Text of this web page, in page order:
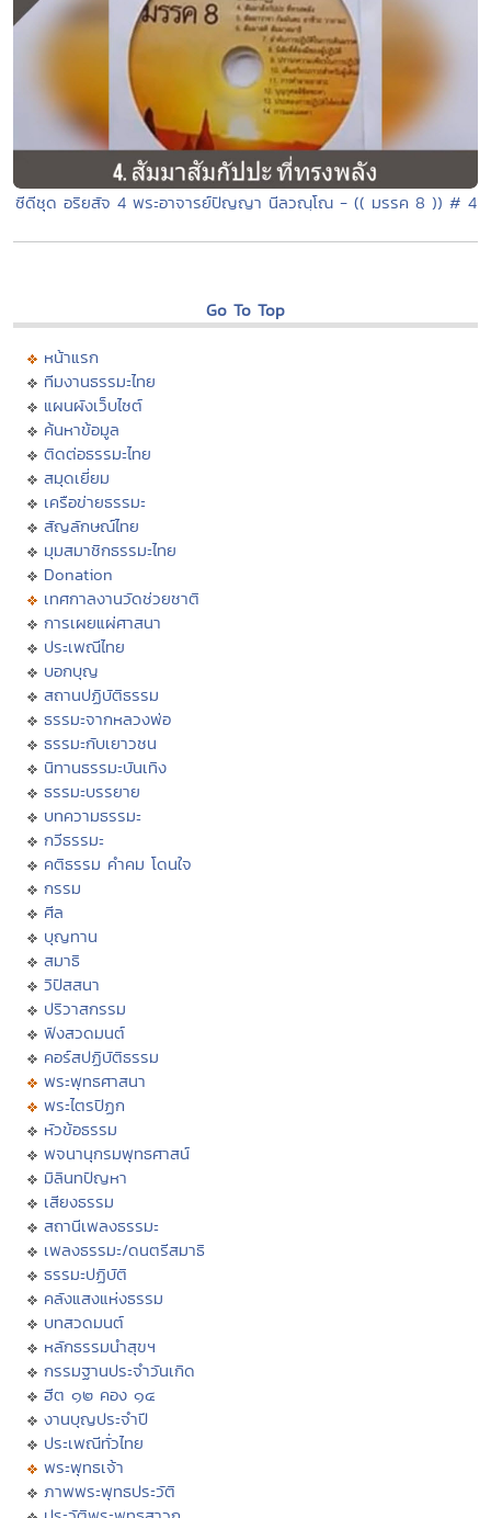
ซีดีชุด อริยสัจ 4 พระอาจารย์ปัญญา นีลวณฺโณ - (( มรรค 8 )) # 4
Go To Top
หน้าแรก
ทีมงานธรรมะไทย
แผนผังเว็บไซต์
ค้นหาข้อมูล
ติดต่อธรรมะไทย
สมุดเยี่ยม
เครือข่ายธรรมะ
สัญลักษณ์ไทย
มุมสมาชิกธรรมะไทย
Donation
เทศกาลงานวัดช่วยชาติ
การเผยแผ่ศาสนา
ประเพณีไทย
บอกบุญ
สถานปฏิบัติธรรม
ธรรมะจากหลวงพ่อ
ธรรมะกับเยาวชน
นิทานธรรมะบันเทิง
ธรรมะบรรยาย
บทความธรรมะ
กวีธรรมะ
คติธรรม คำคม โดนใจ
กรรม
ศีล
บุญทาน
สมาธิ
วิปัสสนา
ปริวาสกรรม
ฟังสวดมนต์
คอร์สปฏิบัติธรรม
พระพุทธศาสนา
พระไตรปิฏก
หัวข้อธรรม
พจนานุกรมพุทธศาสน์
มิลินทปัญหา
เสียงธรรม
สถานีเพลงธรรมะ
เพลงธรรมะ/ดนตรีสมาธิ
ธรรมะปฏิบัติ
คลังแสงแห่งธรรม
บทสวดมนต์
หลักธรรมนำสุขฯ
กรรมฐานประจำวันเกิด
ฮีต ๑๒ คอง ๑๔
งานบุญประจำปี
ประเพณีทั่วไทย
พระพุทธเจ้า
ภาพพระพุทธประวัติ